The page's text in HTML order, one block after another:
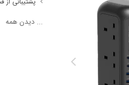
...دیدن همه